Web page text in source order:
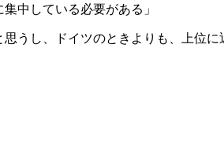
中している必要がある」
思うし、ドイツのときよりも、上位